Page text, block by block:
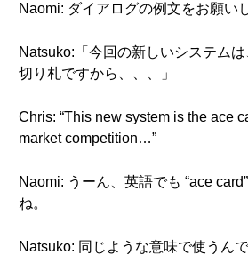
Naomi: ダイアログの例文をお願い
Natsuko:「今回の新しいシステム
切り札ですから、、、」
Chris: “This new system is the ace
market competition…”
Naomi: うーん、英語でも “ace
ね。
Natsuko: 同じような意味で使うんで